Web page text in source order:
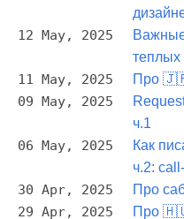
12 May, 2025
11 May, 2025 Про 🇯🇵
09 May, 2025
ч.1
06 May, 2025
Как
ч.2:
30 Apr, 2025 Про
29 Apr, 2025
Про 🇭🇺